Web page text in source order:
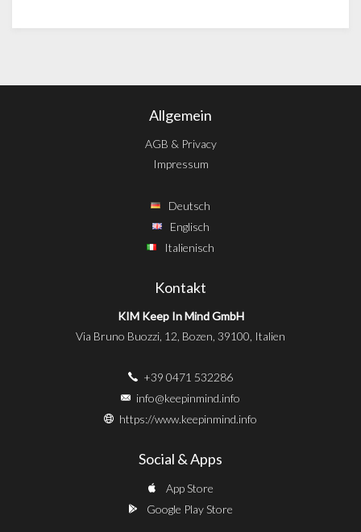
Allgemein
AGB & Privacy
Impressum
Deutsch
Englisch
Italienisch
Kontakt
KIM Keep In Mind GmbH
Via Bruno Buozzi, 12, Bozen, 39100, Italien
+39 0471 532286
info@keepinmind.info
https://www.keepinmind.info
Social & Apps
App Store
Google Play Store